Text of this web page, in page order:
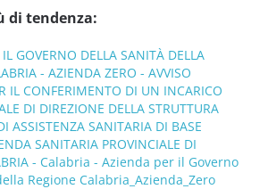
di tendenza:
GOVERNO DELLA SANITÀ DELLA
- AZIENDA ZERO - AVVISO
IL CONFERIMENTO DI UN INCARICO
DI DIREZIONE DELLA STRUTTURA
ASSISTENZA SANITARIA DI BASE
SANITARIA PROVINCIALE DI
- Calabria - Azienda per il Governo
Regione Calabria_Azienda_Zero